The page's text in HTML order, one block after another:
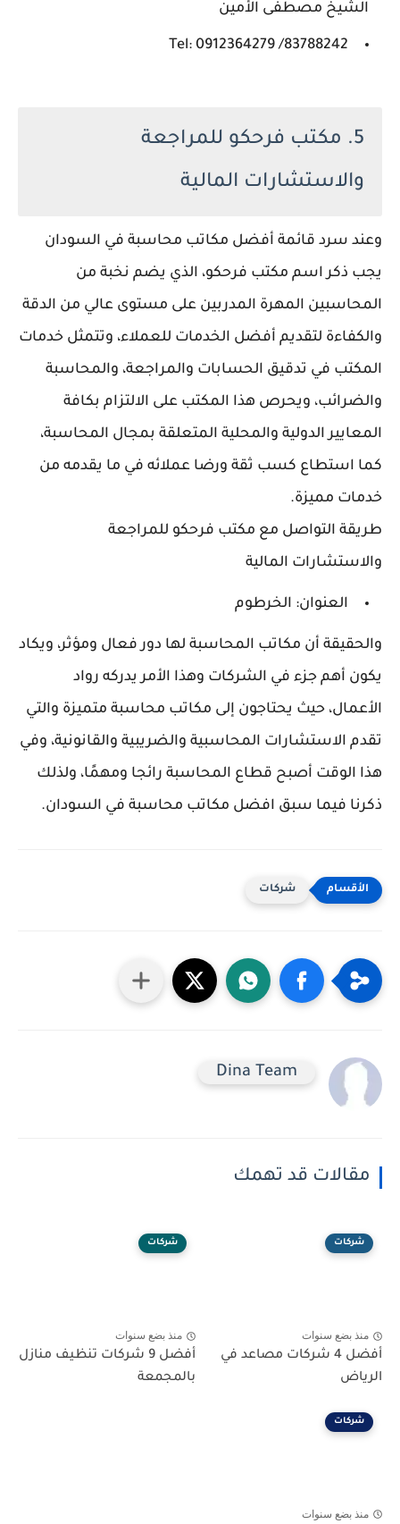
الشيخ مصطفى الأمين
Tel: 0912364279 /83788242
5. مكتب فرحكو للمراجعة
والاستشارات المالية
وعند سرد قائمة أفضل مكاتب محاسبة في السودان
يجب ذكر اسم مكتب فرحكو، الذي يضم نخبة من
المحاسبين المهرة المدربين على مستوى عالي من الدقة
والكفاءة لتقديم أفضل الخدمات للعملاء، وتتمثل خدمات
المكتب في تدقيق الحسابات والمراجعة، والمحاسبة
والضرائب، ويحرص هذا المكتب على الالتزام بكافة
المعايير الدولية والمحلية المتعلقة بمجال المحاسبة،
كما استطاع كسب ثقة ورضا عملائه في ما يقدمه من
خدمات مميزة.
طريقة التواصل مع مكتب فرحكو للمراجعة
والاستشارات المالية
العنوان: الخرطوم
والحقيقة أن مكاتب المحاسبة لها دور فعال ومؤثر، ويكاد
يكون أهم جزء في الشركات وهذا الأمر يدركه رواد
الأعمال، حيث يحتاجون إلى مكاتب محاسبة متميزة والتي
تقدم الاستشارات المحاسبية والضريبية والقانونية، وفي
هذا الوقت أصبح قطاع المحاسبة رائجا ومهمًا، ولذلك
ذكرنا فيما سبق افضل مكاتب محاسبة في السودان.
شركات
Dina Team
مقالات قد تهمك
شركات
منذ بضع سنوات
أفضل 4 شركات مصاعد في
الرياض
شركات
منذ بضع سنوات
أفضل 9 شركات تنظيف منازل
بالمجمعة
شركات
منذ بضع سنوات